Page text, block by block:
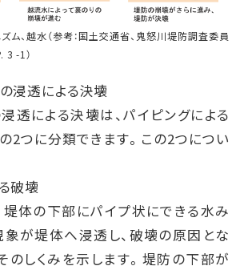
ム、越水（参考：国土交通省、鬼怒川堤防調査委員
3 -1）
浸透による決壊
透による決壊は、パイピングによる
2つに分類できます。この2つについ
破壊
堤体の下部にパイプ状にできる水み
象が堤体へ浸透し、破壊の原因とな
のしくみを示します。堤防の下部が